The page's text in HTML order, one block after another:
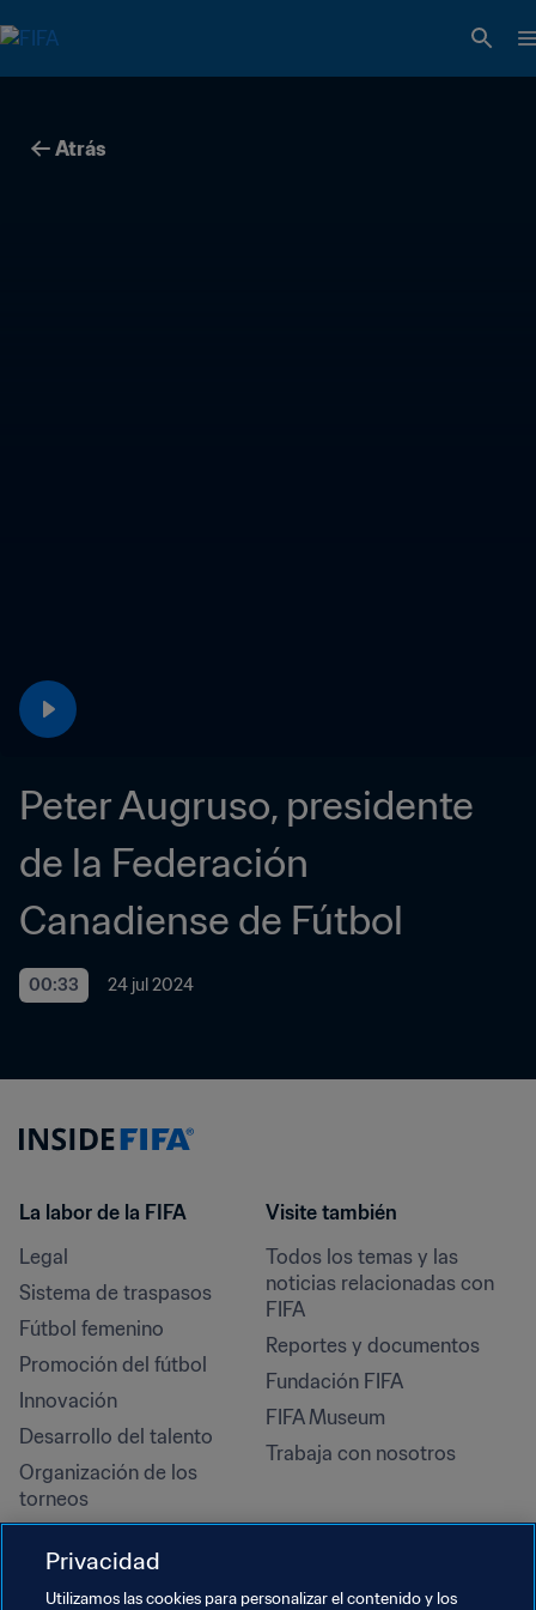
Atrás
Peter Augruso, presidente
de la Federación
Canadiense de Fútbol
00:33 24 jul 2024
La labor de la FIFA
Legal
Sistema de traspasos
Fútbol femenino
Promoción del fútbol
Innovación
Desarrollo del talento
Organización de los
torneos
Derechos humanos y lucha
contra la discriminación
Visite también
Todos los temas y las
noticias relacionadas con
FIFA
Reportes y documentos
Fundación FIFA
FIFA Museum
Trabaja con nosotros
Privacidad
Utilizamos las cookies para personalizar el contenido y los